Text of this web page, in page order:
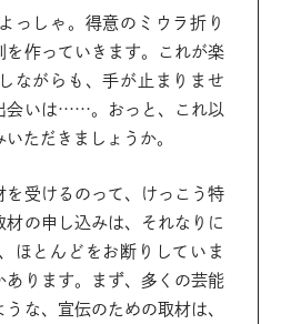
っしゃ。得意のミウラ折り
を作っていきます。これが楽
ながらも、手が止まりませ
会いは……。おっと、これ以
いただきましょうか。
を受けるのって、けっこう特
材の申し込みは、それなりに
ほとんどをお断りしていま
あります。まず、多くの芸能
な、宣伝のための取材は、